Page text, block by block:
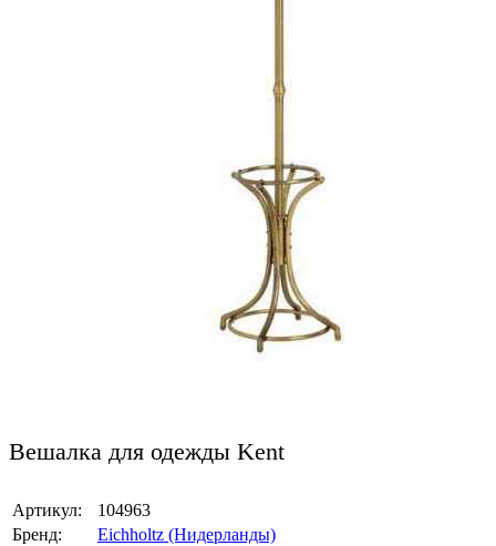
Вешалка для одежды Kent
Артикул:
104963
Бренд:
Eichholtz (Нидерланды)